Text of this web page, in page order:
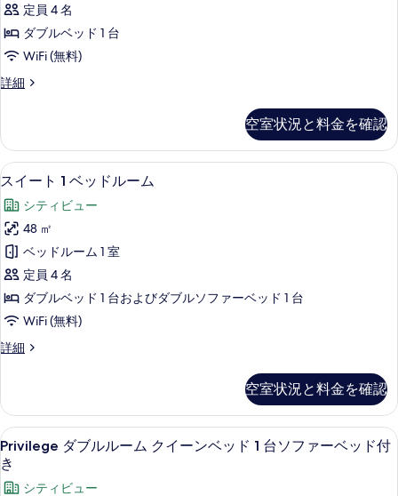
示
す
る
ッ
ド
2
台
べ
て
の
写
真
を
表
示
す
る
ン
グ
ル
ベ
ド
の
詳
細
ン
ト
ベ
ド
ル
ー
ム
の
す
べ
て
の
写
表
示
す
る
定員 4 名
ダブルベッド 1 台
WiFi (無料)
詳細
ア
メ
ン
ト
ベ
ッ
ド
ル
ー
ム
の
詳
空室状況と料金を確認
ス
イ
ー
ト
ベ
ッ
ド
ル
ム
の
す
べ
スイート 1 ベッドルーム | ミニバー
7
スイート 1 ベッドルーム
シティビュー
48 ㎡
ベッドルーム 1 室
定員 4 名
ダブルベッド 1 台およびダブルソファーベッド 1 台
WiFi (無料)
詳細
ス
1
ベ
ッ
ド
ル
ー
空室状況と料金を確認
Privilege
ダ
ブ
Privilege ダブルルーム クイーンベ
7
Privilege ダブルルーム クイーンベッド 1 台ソファーベッド付
き
シティビュー